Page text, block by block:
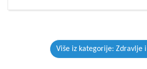
Više iz kategorije: Zdravlje